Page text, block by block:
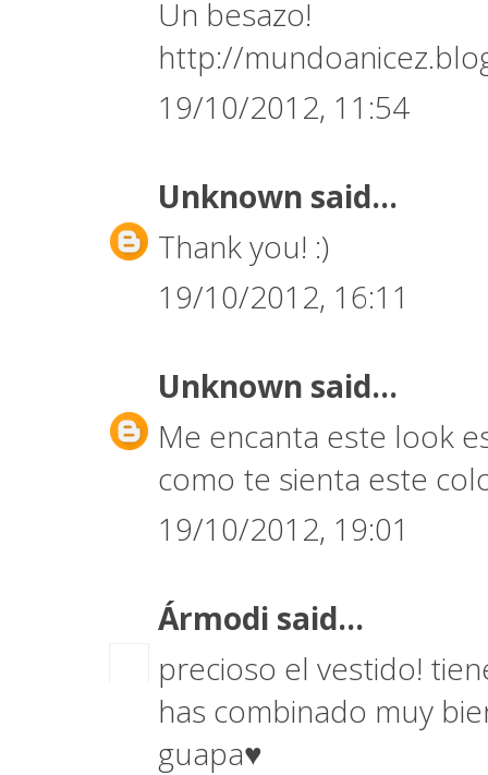
Un besazo!
http://
19/10/2012, 11:54
Unknown said...
Thank you! :)
19/10/2012, 16:11
Unknown said...
Me encanta este look
como te sienta este
19/10/2012, 19:01
Ármodi said...
precioso el vestido!
has combinado muy
guapa♥